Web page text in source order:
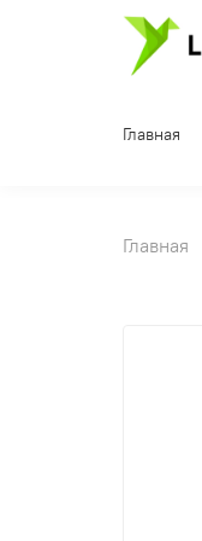
Главная
Главная